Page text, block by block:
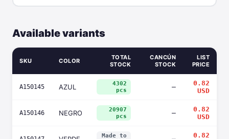
Available variants
SKU COLOR
TOTAL
STOCK
CANCÚN
STOCK
LIST
PRICE
A150145 AZUL
4302
pcs
—
0.82
USD
A150146 NEGRO
20907
pcs
—
0.82
USD
Made to
0.82